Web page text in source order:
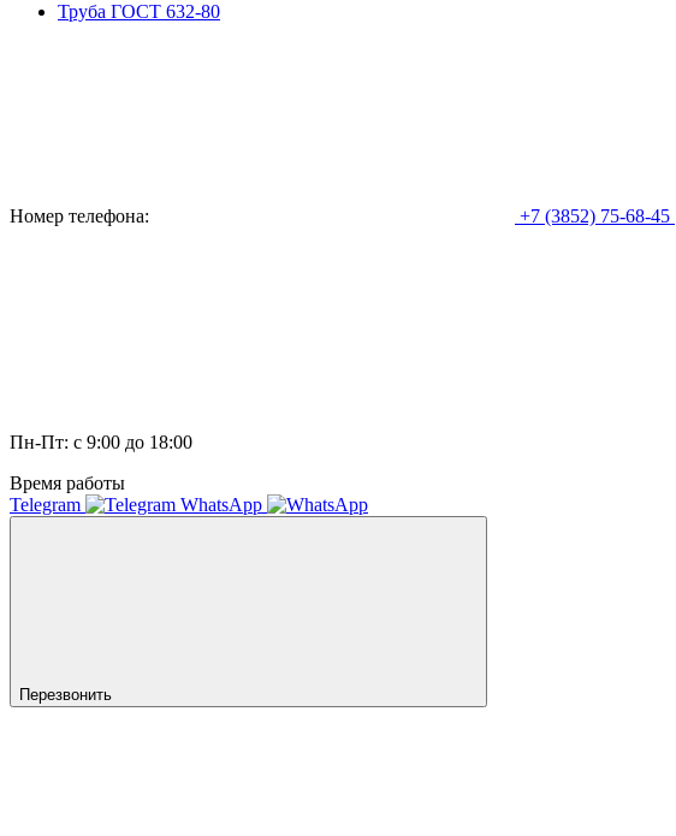
Труба ГОСТ 632-80
Номер телефона: +7 (3852) 75-68-45
Пн-Пт: с 9:00 до 18:00
Время работы
Telegram
WhatsApp
Перезвонить